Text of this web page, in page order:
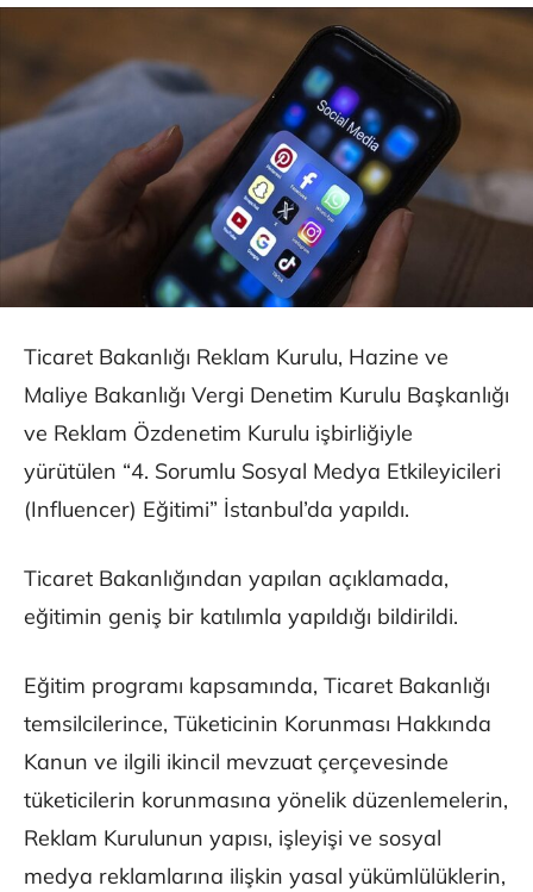
Ticaret Bakanlığı Reklam Kurulu, Hazine ve
Maliye Bakanlığı Vergi Denetim Kurulu Başkanlığı
ve Reklam Özdenetim Kurulu işbirliğiyle
yürütülen “4. Sorumlu Sosyal Medya Etkileyicileri
(Influencer) Eğitimi” İstanbul’da yapıldı.
Ticaret Bakanlığından yapılan açıklamada,
eğitimin geniş bir katılımla yapıldığı bildirildi.
Eğitim programı kapsamında, Ticaret Bakanlığı
temsilcilerince, Tüketicinin Korunması Hakkında
Kanun ve ilgili ikincil mevzuat çerçevesinde
tüketicilerin korunmasına yönelik düzenlemelerin,
Reklam Kurulunun yapısı, işleyişi ve sosyal
medya reklamlarına ilişkin yasal yükümlülüklerin,